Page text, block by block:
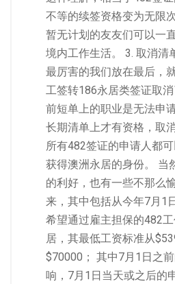
不等的续签资格变为无限
暂无计划的友友们可以一
境内工作生活。 3. 取消清
最厉害的我们放在最后，
工签转186永居类签证取
前短单上的职业是无法申
长期清单上才有资格，取
所有482签证的申请人都
获得澳洲永居的身份。 当
的利好，也有一些不那么
来，其中包括从今年7月1
希望通过雇主担保的482
居，其最低工资标准从
$70000； 其中7月1日之
响，7月1日当天或之后的